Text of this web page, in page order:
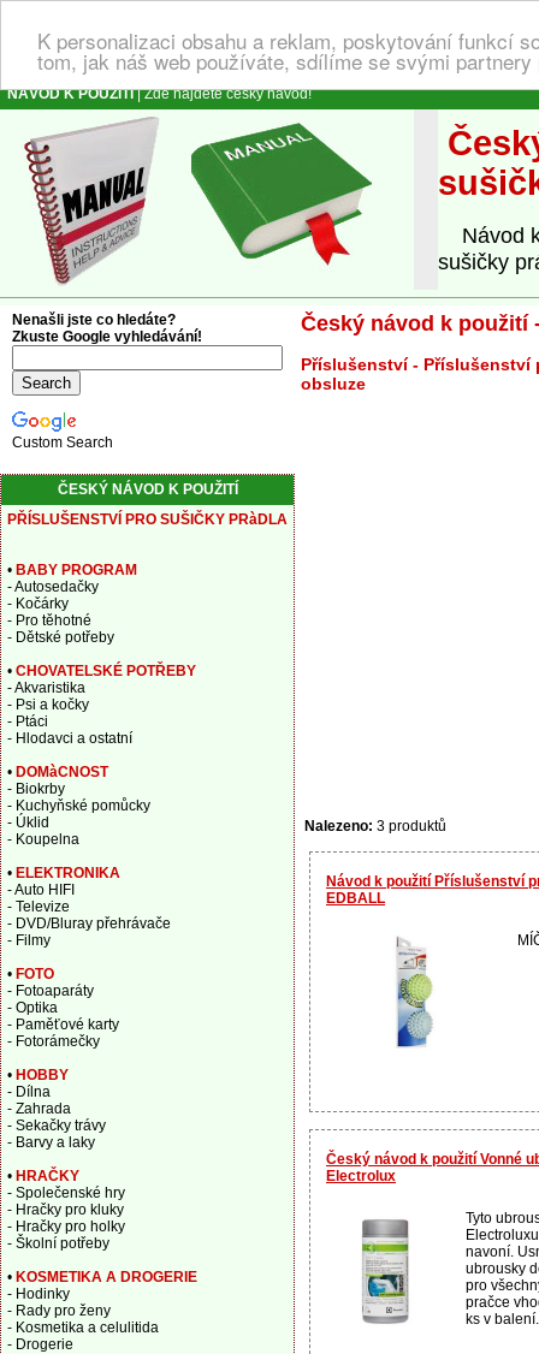
K personalizaci obsahu a reklam, poskytování funkcí
tom, jak náš web používáte, sdílíme se svými
NÁVOD K POUŽITÍ| Zde najdete český návod!
Návod k
sušičky
Český návod k
Příslušenství - Příslušenství
obsluze
Nalezeno: 3 produktů
Návod k použití Příslušenství
EDBALL
Český návod k použití Vonné
Electrolux
Tyto
navoní.
ubrousky
pro
pračce
ks v
Nenašli jste co hledáte?
Zkuste Google vyhledávání!
Custom Search
ČESKÝ NÁVOD K POUŽITÍ
PŘÍSLUŠENSTVÍ PRO SUŠIČKY PRàDLA
• BABY PROGRAM
- Autosedačky
- Kočárky
- Pro těhotné
- Dětské potřeby
• CHOVATELSKÉ POTŘEBY
- Akvaristika
- Psi a kočky
- Ptáci
- Hlodavci a ostatní
• DOMàCNOST
- Biokrby
- Kuchyňské pomůcky
- Úklid
- Koupelna
• ELEKTRONIKA
- Auto HIFI
- Televize
- DVD/Bluray přehrávače
- Filmy
• FOTO
- Fotoaparáty
- Optika
- Paměťové karty
- Fotorámečky
• HOBBY
- Dílna
- Zahrada
- Sekačky trávy
- Barvy a laky
• HRAČKY
- Společenské hry
- Hračky pro kluky
- Hračky pro holky
- Školní potřeby
• KOSMETIKA A DROGERIE
- Hodinky
- Rady pro ženy
- Kosmetika a celulitida
- Drogerie